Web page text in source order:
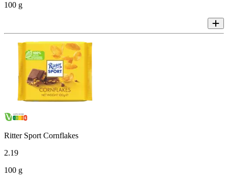
100 g
Ritter Sport Cornflakes
2.19
100 g